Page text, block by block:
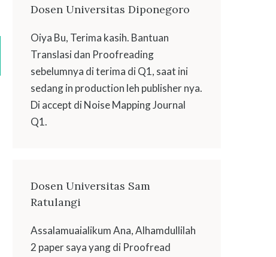
Dosen Universitas Diponegoro
Oiya Bu, Terima kasih. Bantuan
Translasi dan Proofreading
sebelumnya di terima di Q1, saat ini
sedang in production leh publisher nya.
Di accept di Noise Mapping Journal
Q1.
Dosen Universitas Sam
Ratulangi
Assalamuaialikum Ana, Alhamdullilah
2 paper saya yang di Proofread